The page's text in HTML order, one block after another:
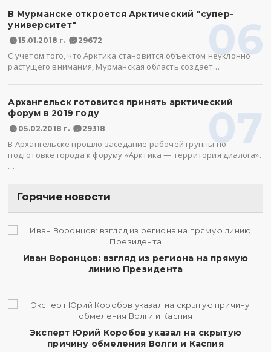
06
В Мурманске откроется Арктический "супер-
университет"
15.01.2018 г. 29672
С учетом того, что Арктика становится объектом неуклонно
растущего внимания, Мурманская область создает…
07
Архангельск готовится принять арктический
форум в 2019 году
05.02.2018 г. 29318
В Архангельске прошло заседание рабочей группы по
подготовке города к форуму «Арктика — территория диалога».
…
Горячие новости
Иван Воронцов: взгляд из региона на прямую
линию Президента
Эксперт Юрий Коробов указал на скрытую
причину обмеления Волги и Каспия